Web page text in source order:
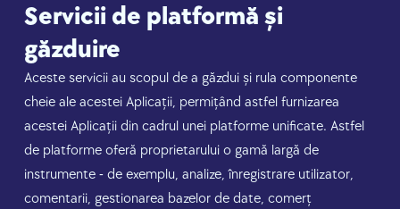
Servicii de platformă și
găzduire
Aceste servicii au scopul de a găzdui și rula componente
cheie ale acestei Aplicații, permițând astfel furnizarea
acestei Aplicații din cadrul unei platforme unificate. Astfel
de platforme oferă proprietarului o gamă largă de
instrumente - de exemplu, analize, înregistrare utilizator,
comentarii, gestionarea bazelor de date, comerț